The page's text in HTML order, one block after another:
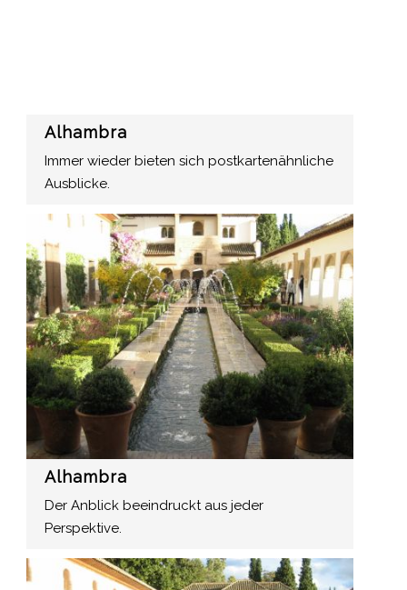
Alhambra
Immer wieder bieten sich postkartenähnliche
Ausblicke.
Alhambra
Der Anblick beeindruckt aus jeder
Perspektive.